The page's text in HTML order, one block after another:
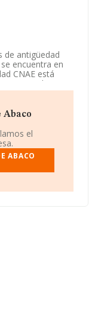
de antigüedad
se encuentra en
CNAE está
de
hogar y el jardín.
el
ABACO